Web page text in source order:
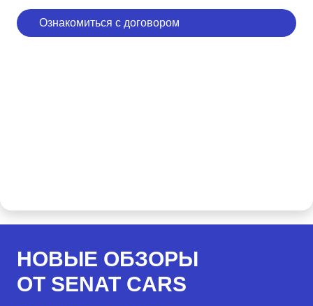
Ознакомиться с договором
НОВЫЕ ОБЗОРЫ
ОТ SENAT CARS